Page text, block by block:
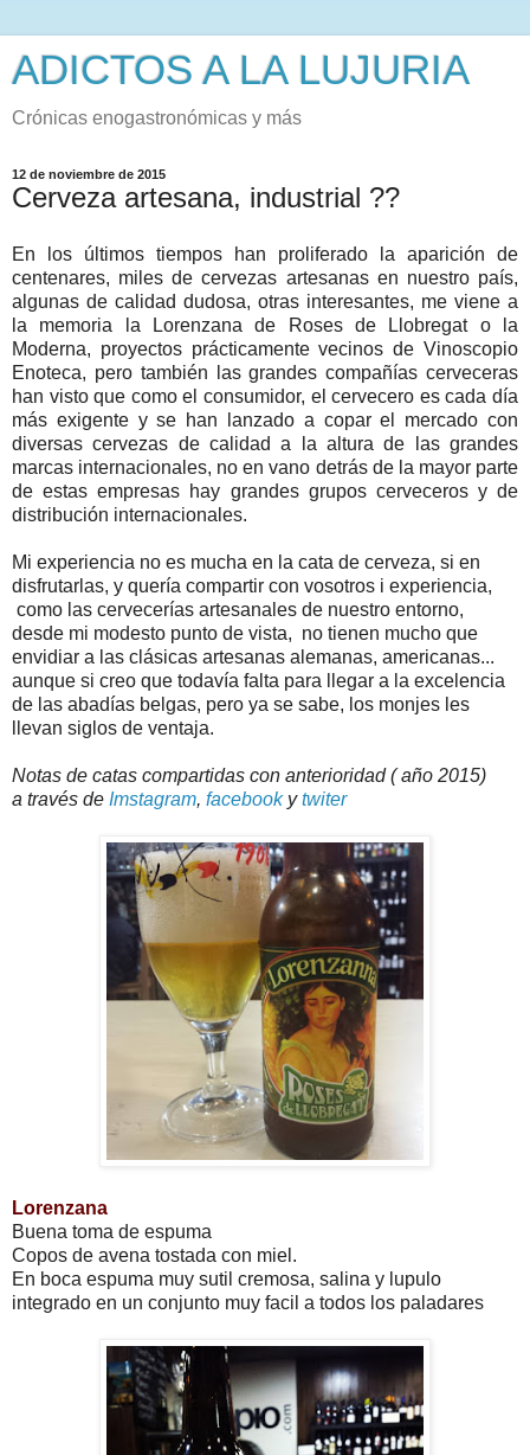
ADICTOS A LA LUJURIA
Crónicas enogastronómicas y más
12 de noviembre de 2015
Cerveza artesana, industrial ??
En los últimos tiempos han proliferado la aparición de
centenares, miles de cervezas artesanas en nuestro país,
algunas de calidad dudosa, otras interesantes, me viene a
la memoria la Lorenzana de Roses de Llobregat o la
Moderna, proyectos prácticamente vecinos de Vinoscopio
Enoteca, pero también las grandes compañías cerveceras
han visto que como el consumidor, el cervecero es cada día
más exigente y se han lanzado a copar el mercado con
diversas cervezas de calidad a la altura de las grandes
marcas internacionales, no en vano detrás de la mayor parte
de estas empresas hay grandes grupos cerveceros y de
distribución internacionales.
Mi experiencia no es mucha en la cata de cerveza, si en
disfrutarlas, y quería compartir con vosotros i experiencia,
como las cervecerías artesanales de nuestro entorno,
desde mi modesto punto de vista, no tienen mucho que
envidiar a las clásicas artesanas alemanas, americanas...
aunque si creo que todavía falta para llegar a la excelencia
de las abadías belgas, pero ya se sabe, los monjes les
llevan siglos de ventaja.
Notas de catas compartidas con anterioridad ( año 2015)
a través de Imstagram, facebookytwiter
Lorenzana
Buena toma de espuma
Copos de avena tostada con miel.
En boca espuma muy sutil cremosa, salina y lupulo
integrado en un conjunto muy facil a todos los paladares